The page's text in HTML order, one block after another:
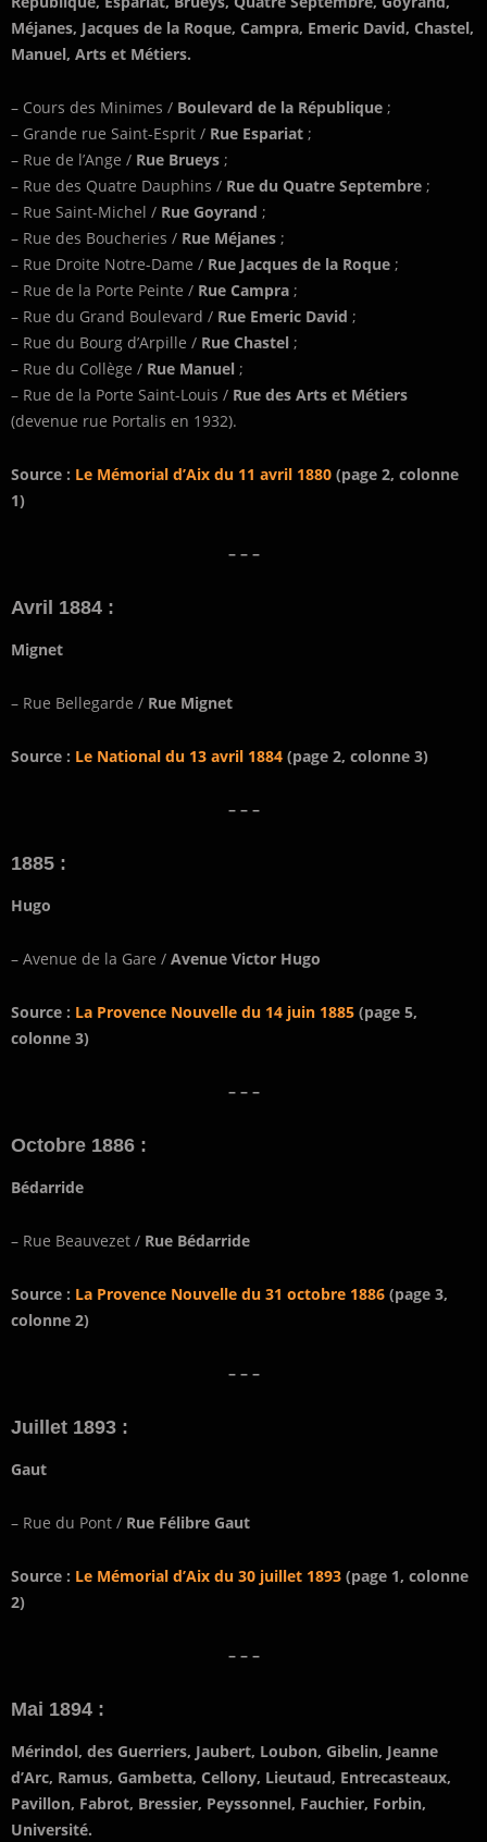
Méjanes, Jacques de la Roque, Campra, Emeric David, Chastel,
Manuel, Arts et Métiers.
– Cours des Minimes / Boulevard de la République ;
– Grande rue Saint-Esprit / Rue Espariat ;
– Rue de l’Ange / Rue Brueys ;
– Rue des Quatre Dauphins / Rue du Quatre Septembre ;
– Rue Saint-Michel / Rue Goyrand ;
– Rue des Boucheries / Rue Méjanes ;
– Rue Droite Notre-Dame / Rue Jacques de la Roque ;
– Rue de la Porte Peinte / Rue Campra ;
– Rue du Grand Boulevard / Rue Emeric David ;
– Rue du Bourg d’Arpille / Rue Chastel ;
– Rue du Collège / Rue Manuel ;
– Rue de la Porte Saint-Louis / Rue des Arts et Métiers
(devenue rue Portalis en 1932).
Source : Le Mémorial d’Aix du 11 avril 1880 (page 2, colonne
1)
– – –
Avril 1884 :
Mignet
– Rue Bellegarde / Rue Mignet
Source : Le National du 13 avril 1884 (page 2, colonne 3)
– – –
1885 :
Hugo
– Avenue de la Gare / Avenue Victor Hugo
Source : La Provence Nouvelle du 14 juin 1885 (page 5,
colonne 3)
– – –
Octobre 1886 :
Bédarride
– Rue Beauvezet / Rue Bédarride
Source : La Provence Nouvelle du 31 octobre 1886 (page 3,
colonne 2)
– – –
Juillet 1893 :
Gaut
– Rue du Pont / Rue Félibre Gaut
Source : Le Mémorial d’Aix du 30 juillet 1893 (page 1, colonne
2)
– – –
Mai 1894 :
Mérindol, des Guerriers, Jaubert, Loubon, Gibelin, Jeanne
d’Arc, Ramus, Gambetta, Cellony, Lieutaud, Entrecasteaux,
Pavillon, Fabrot, Bressier, Peyssonnel, Fauchier, Forbin,
Université.